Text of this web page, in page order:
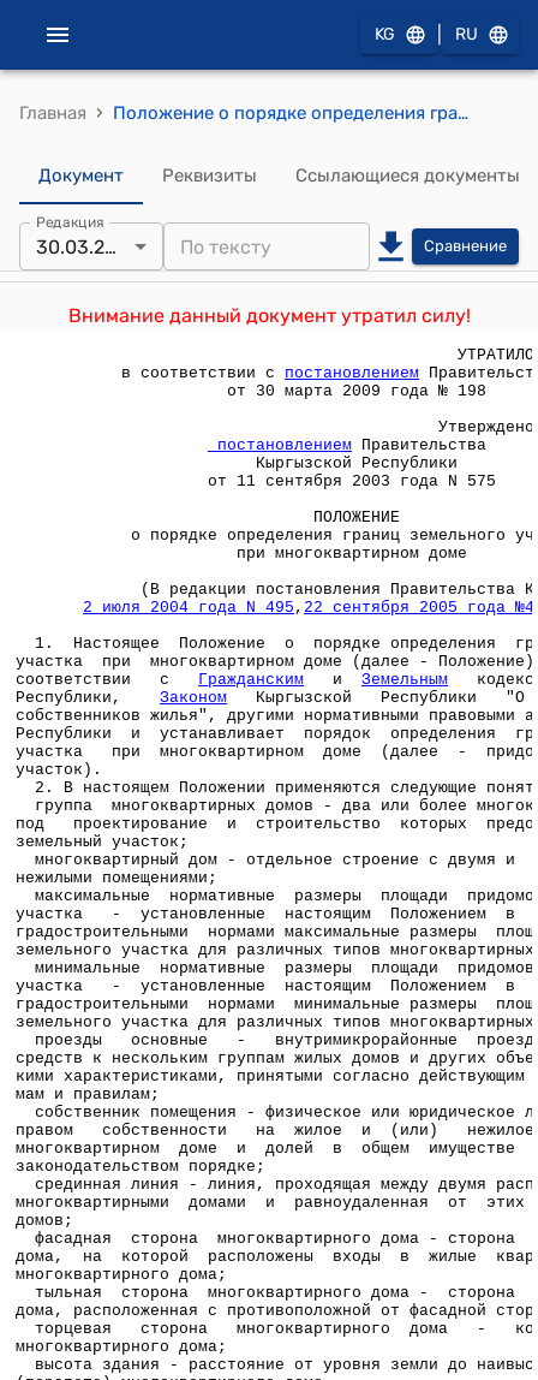
KG RU
Главная › Положение о порядке определения границ земельного участка при многоквартирном доме (Утверждено постановлением Правительства КР от 11 сентября 2003 года № 575)
Документ Реквизиты Ссылающиеся документы
Редакция
30.03.2009 Сравнение
Внимание данный документ утратил силу!